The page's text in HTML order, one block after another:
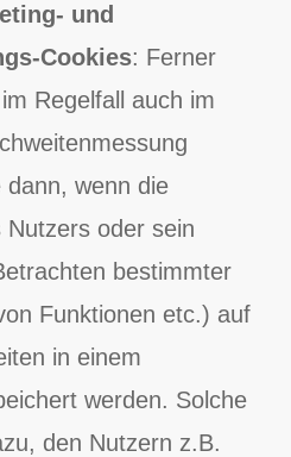
und
Cookies: Ferner
Regelfall auch im
dann, wenn die
Nutzers oder sein
bestimmter
Funktionen etc.) auf
in einem
werden. Solche
den Nutzern z.B.